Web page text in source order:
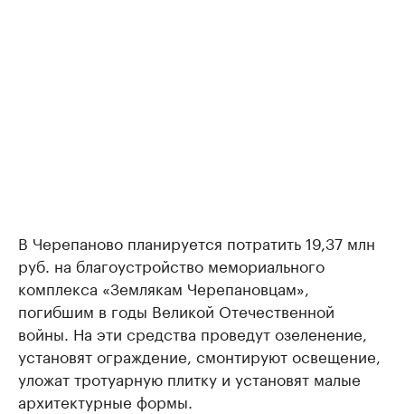
В Черепаново планируется потратить 19,37 млн
руб. на благоустройство мемориального
комплекса «Землякам Черепановцам»,
погибшим в годы Великой Отечественной
войны. На эти средства проведут озеленение,
установят ограждение, смонтируют освещение,
уложат тротуарную плитку и установят малые
архитектурные формы.